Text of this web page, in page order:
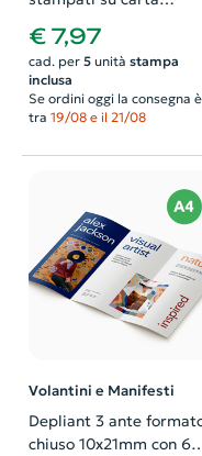
Blueback 120 gr.
Possibilità di richiedere
anche il progetto grafico
€ 7,97
cad. per 5unità stampa
inclusa
Se ordini oggi la consegna è
tra 19/08 e il 21/08
Volantini e Manifesti
Depliant 3 ante
chiuso 10x21mm con 6